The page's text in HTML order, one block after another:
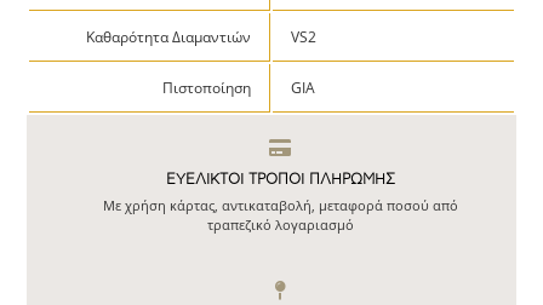
Καθαρότητα Διαμαντιών VS2
Πιστοποίηση GIA
ΕΥΕΛΙΚΤΟΙ ΤΡΟΠΟΙ ΠΛΗΡΩΜΗΣ
Με χρήση κάρτας, αντικαταβολή, μεταφορά ποσού από
τραπεζικό λογαριασμό